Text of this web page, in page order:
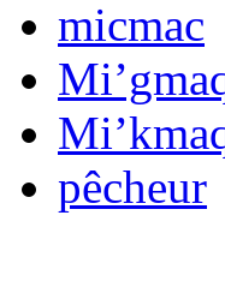
micmac
pêcheur